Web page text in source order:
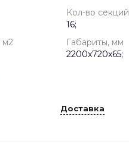
Кол-во секций
16;
м2
Габариты, мм
2200x720x65;
Доставка